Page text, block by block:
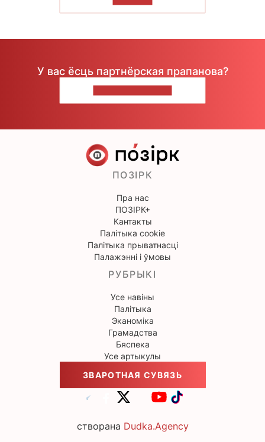
У вас ёсць партнёрская прапанова?
ПОЗІРК
Пра нас
ПОЗІРК+
Кантакты
Палітыка cookie
Палітыка прыватнасці
Палажэнні і ўмовы
РУБРЫКІ
Усе навіны
Палітыка
Эканоміка
Грамадства
Бяспека
Усе артыкулы
ЗВАРОТНАЯ СУВЯЗЬ
створана Dudka.Agency